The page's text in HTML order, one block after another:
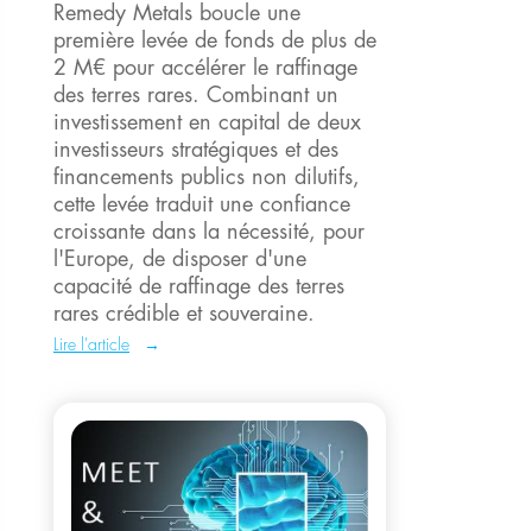
Remedy Metals boucle une
première levée de fonds de plus de
2 M€ pour accélérer le raffinage
des terres rares. Combinant un
investissement en capital de deux
investisseurs stratégiques et des
financements publics non dilutifs,
cette levée traduit une confiance
croissante dans la nécessité, pour
l'Europe, de disposer d'une
capacité de raffinage des terres
rares crédible et souveraine.
Lire l'article